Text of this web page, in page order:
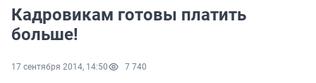
Кадровикам готовы платить
больше!
17 сентября 2014, 14:50 7 740